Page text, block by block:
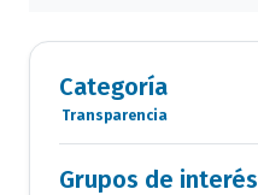
Categoría
Categoria
Documentos
Transparencia
Grupos de interés